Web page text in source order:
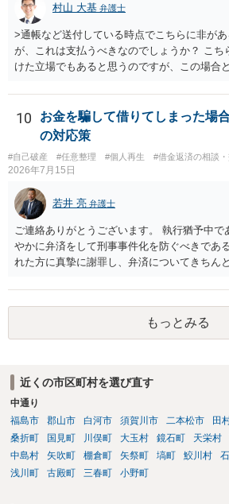
村山 大基 弁護士
>通帳など送付している時点でこちらに非が
が、これは支払うべきなのでしょうか？ こち
けた立場でもあると思うのですが、この場合
がいいとは思います。 そもそも、特殊詐欺
は法に触れる可能性もあります。 ＞100万を
ことは可能でしょうか？ →一般的には難しい
０万円の被害を受けたとして、１円も払わな
たら、 できるだけ重い刑罰を与えて欲しい
でしょうか。 ＞弁護士さんに入ってもらうこ
はありますか？ そこはあり得ます、ただ、弁
分賠償に回すことも考えられるので、 兼ね合
10
お金を騙して借りてしまった場
の対応策
#自己破産 #任意整理 #個人再生 #借金返済の相談
2026年7月15日
若井 亮 弁護士
ご連絡ありがとうございます。 執行猶予中で
やかに弁済をして刑事事件化を防ぐべきであ
れた方に真摯に謝罪し、弁済についてきちん
もっとみる
近くの市区町村を選び直す
中通り
福島市
郡山市 白河市 須賀川市 二本松市 田
桑折町
国見町 川俣町 大玉村 鏡石町 天栄村
中島村
矢吹町 棚倉町 矢祭町 塙町 鮫川村
浅川町
古殿町 三春町 小野町